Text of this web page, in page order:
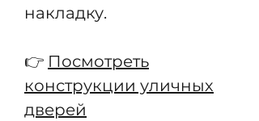
накладку.
👉 Посмотреть
конструкции уличных
дверей